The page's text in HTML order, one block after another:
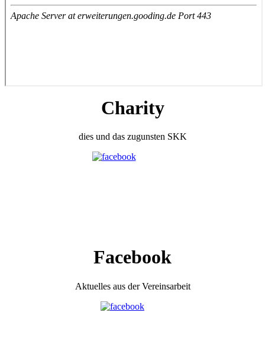
Charity
dies und das zugunsten SKK
Facebook
Aktuelles aus der Vereinsarbeit